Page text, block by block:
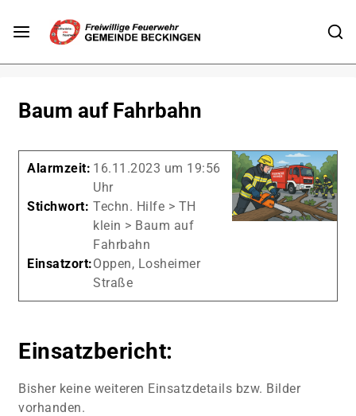
Baum auf Fahrbahn
Alarmzeit: 16.11.2023 um 19:56
Uhr
Stichwort: Techn. Hilfe > TH
klein > Baum auf
Fahrbahn
Einsatzort:Oppen, Losheimer
Straße
Einsatzbericht:
Bisher keine weiteren Einsatzdetails bzw. Bilder
vorhanden.